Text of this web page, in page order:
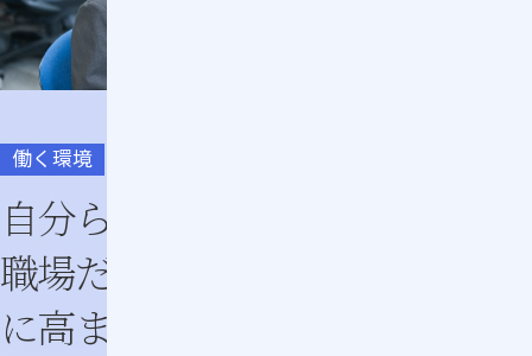
働く環境
自分らしさが尊重される
職場だから、
に高まる